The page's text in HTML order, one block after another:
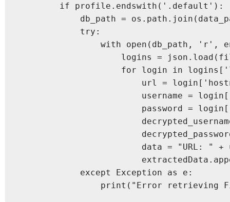
        if profile.endswith('.default'):
db_path =
            try:
with open(db_path, 'r',
logins =
for login in
url =
username =
password =
data = "URL: "
            except Exception as e:
print("Error retrieving